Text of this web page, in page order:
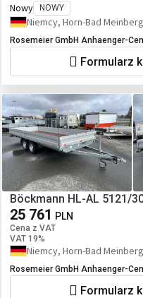
Nowy NOWY
Niemcy, Horn-Bad Meinberg
Rosemeier GmbH Anhaenger-
Formularz
Böckmann HL-AL 5121/
25 761 PLN
Cena z VAT
VAT 19%
Niemcy, Horn-Bad Meinberg
Rosemeier GmbH Anhaenger-
Formularz